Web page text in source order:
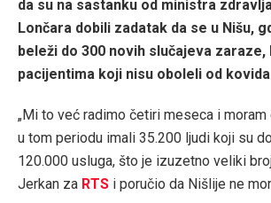
da su na sastanku od ministra
Lončara dobili zadatak da se u Nišu,
beleži do 300 novih slučajeva zaraze,
pacijentima koji nisu oboleli od
„Mi to već radimo četiri meseca i moram
u tom periodu imali 35.200 ljudi koji su
120.000 usluga, što je izuzetno veliki
Jerkan za RTS i poručio da Nišlije ne